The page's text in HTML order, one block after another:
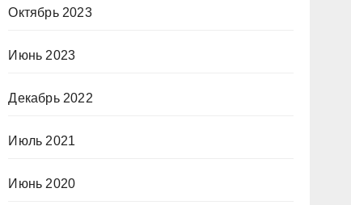
Октябрь 2023
Июнь 2023
Декабрь 2022
Июль 2021
Июнь 2020